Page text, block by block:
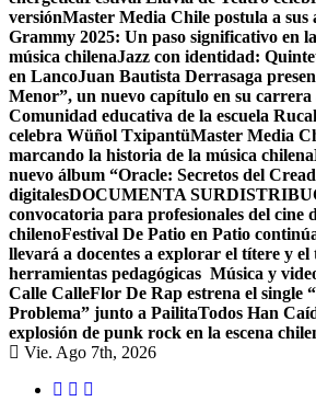
versiónMaster Media Chile postula a sus
Grammy 2025: Un paso significativo en
música chilenaJazz con identidad:
en LancoJuan Bautista Derrasaga
Menor”, ​​un nuevo capítulo en su carrera
Comunidad educativa de la escuela
celebra Wüñol TxipantüMaster Media
marcando la historia de la música chilena
nuevo álbum “Oracle: Secretos del
digitalesDOCUMENTA
convocatoria para profesionales del cine
chilenoFestival De Patio en Patio
llevará a docentes a explorar el títere y el
herramientas pedagógicas Música y
Calle CalleFlor De Rap estrena el single
Problema” junto a PailitaTodos Han
explosión de punk rock en la escena
Vie. Ago 7th, 2026